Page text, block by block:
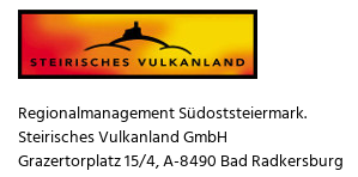
Regionalmanagement Südoststeiermark.
Steirisches Vulkanland GmbH
Grazertorplatz 15/4, A-8490 Bad Radkersburg